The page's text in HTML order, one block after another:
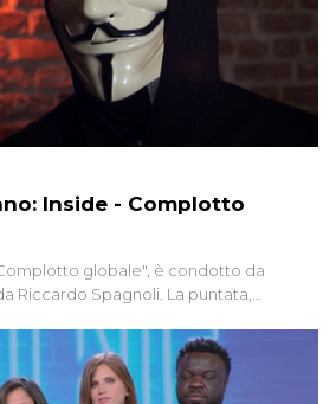
Inside - Complotto
globale", è condotto da
Riccardo Spagnoli. La puntata,
narrazioni alternative, dei sospetti
che negli ultimi anni hanno invaso
piazze digitali e immaginario collettivo.